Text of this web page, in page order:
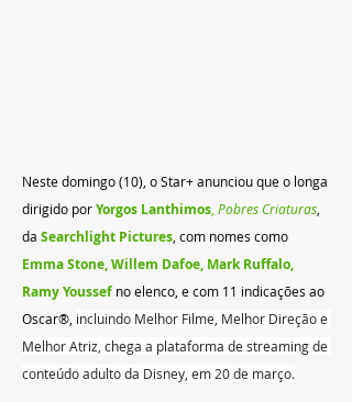
Neste domingo (10), o Star+ anunciou que o longa
dirigido por Yorgos Lanthimos, Pobres Criaturas,
da Searchlight Pictures, com nomes como
Emma Stone, Willem Dafoe, Mark Ruffalo,
Ramy Youssef no elenco, e com 11 indicações ao
Oscar®, incluindo Melhor Filme, Melhor Direção e
Melhor Atriz, chega a plataforma de streaming de
conteúdo adulto da Disney, em 20 de março.